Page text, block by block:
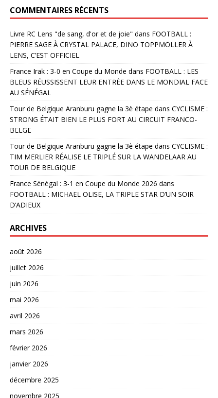
COMMENTAIRES RÉCENTS
Livre RC Lens "de sang, d'or et de joie" dans FOOTBALL :
PIERRE SAGE À CRYSTAL PALACE, DINO TOPPMÖLLER À
LENS, C’EST OFFICIEL
France Irak : 3-0 en Coupe du Monde dans FOOTBALL : LES
BLEUS RÉUSSISSENT LEUR ENTRÉE DANS LE MONDIAL FACE
AU SÉNÉGAL
Tour de Belgique Aranburu gagne la 3è étape dans CYCLISME :
STRONG ÉTAIT BIEN LE PLUS FORT AU CIRCUIT FRANCO-
BELGE
Tour de Belgique Aranburu gagne la 3è étape dans CYCLISME :
TIM MERLIER RÉALISE LE TRIPLÉ SUR LA WANDELAAR AU
TOUR DE BELGIQUE
France Sénégal : 3-1 en Coupe du Monde 2026 dans
FOOTBALL : MICHAEL OLISE, LA TRIPLE STAR D’UN SOIR
D’ADIEUX
ARCHIVES
août 2026
juillet 2026
juin 2026
mai 2026
avril 2026
mars 2026
février 2026
janvier 2026
décembre 2025
novembre 2025